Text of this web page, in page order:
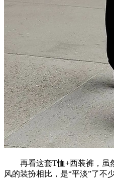
再看这套T恤+西装裤，虽
风的装扮相比，是“平淡”了不